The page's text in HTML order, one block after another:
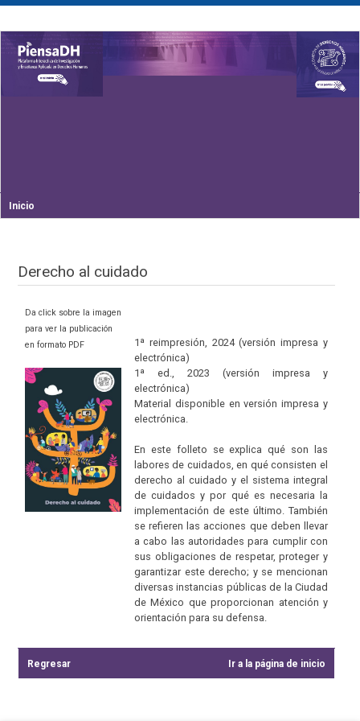
Inicio
Derecho al cuidado
Da click sobre la imagen
para ver la publicación
en formato PDF
1ª reimpresión, 2024 (versión impresa y
electrónica)
1ª ed., 2023 (versión impresa y
electrónica)
Material disponible en versión impresa y
electrónica.
En este folleto se explica qué son las
labores de cuidados, en qué consisten el
derecho al cuidado y el sistema integral
de cuidados y por qué es necesaria la
implementación de este último. También
se refieren las acciones que deben llevar
a cabo las autoridades para cumplir con
sus obligaciones de respetar, proteger y
garantizar este derecho; y se mencionan
diversas instancias públicas de la Ciudad
de México que proporcionan atención y
orientación para su defensa.
Regresar Ir a la página de inicio